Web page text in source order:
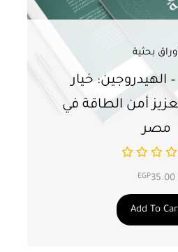
بحثية
الهيدروجين: خيار
أمن الطاقة في
مصر
EGP35.00
Add To